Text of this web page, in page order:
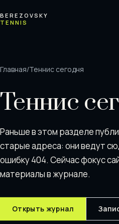
BEREZOVSKY
TENNIS
Главная/Теннис сегодня
Теннис
Раньше в этом разделе
старые адреса: они ведут
ошибку 404. Сейчас фокус
материалы в журнале.
Открыть журнал